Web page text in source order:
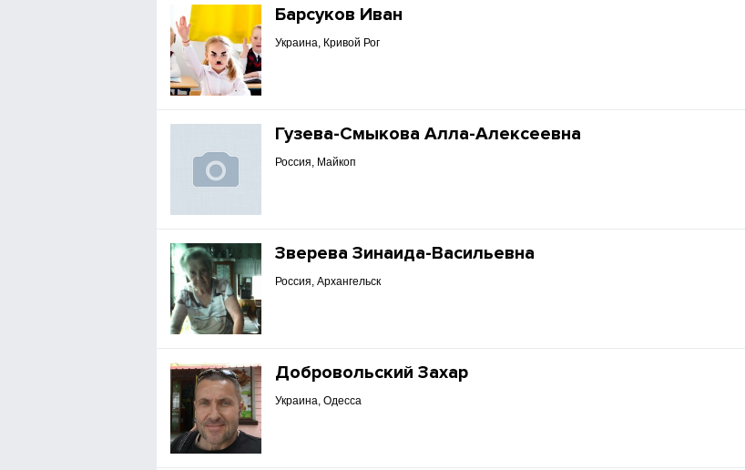
Барсуков Иван
Украина, Кривой Рог
Гузева-Смыкова Алла-Алексеевна
Россия, Майкоп
Зверева Зинаида-Васильевна
Россия, Архангельск
Добровольский Захар
Украина, Одесса